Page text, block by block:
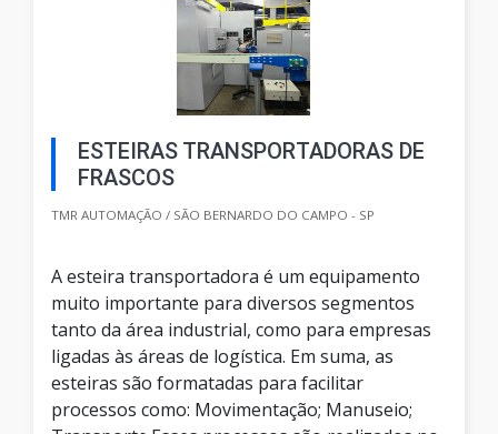
ESTEIRAS TRANSPORTADORAS DE
FRASCOS
TMR AUTOMAÇÃO / SÃO BERNARDO DO CAMPO - SP
A esteira transportadora é um equipamento
muito importante para diversos segmentos
tanto da área industrial, como para empresas
ligadas às áreas de logística. Em suma, as
esteiras são formatadas para facilitar
processos como: Movimentação; Manuseio;